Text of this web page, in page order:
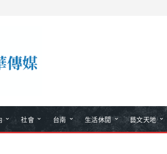
社會 台南 生活休閒 藝文天地